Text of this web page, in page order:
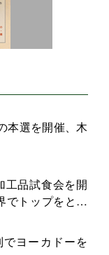
本選を開催、木
工品試食会を開
でトップをとれ
大を」
ヨーカドーを